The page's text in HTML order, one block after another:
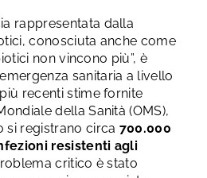
rappresentata dalla
conosciuta anche come
non vincono più”, è
sanitaria a livello
recenti stime fornite
della Sanità (OMS),
si registrano circa 700.000
resistenti agli
critico è stato